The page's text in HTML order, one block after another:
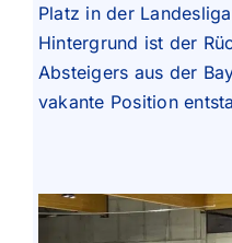
Platz in der
Hintergrund ist der
Absteigers aus der
vakante Position